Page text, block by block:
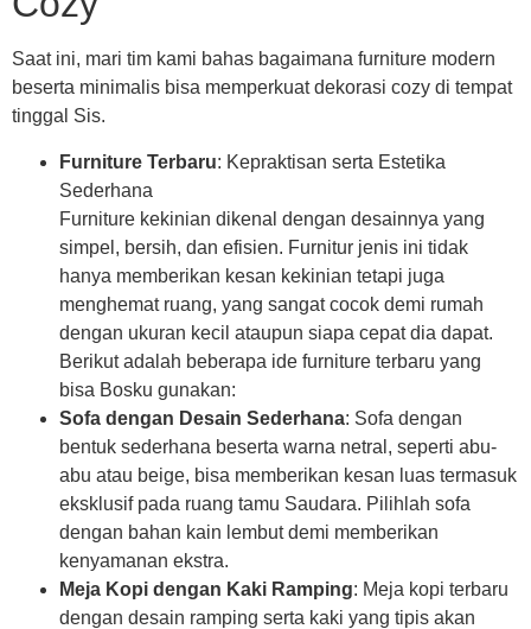
Saat ini, mari tim kami bahas bagaimana furniture modern
beserta minimalis bisa memperkuat dekorasi cozy di tempat
tinggal Sis.
Furniture Terbaru: Kepraktisan serta Estetika
Sederhana
Furniture kekinian dikenal dengan desainnya yang
simpel, bersih, dan efisien. Furnitur jenis ini tidak
hanya memberikan kesan kekinian tetapi juga
menghemat ruang, yang sangat cocok demi rumah
dengan ukuran kecil ataupun siapa cepat dia dapat.
Berikut adalah beberapa ide furniture terbaru yang
bisa Bosku gunakan:
Sofa dengan Desain Sederhana: Sofa dengan
bentuk sederhana beserta warna netral, seperti abu-
abu atau beige, bisa memberikan kesan luas termasuk
eksklusif pada ruang tamu Saudara. Pilihlah sofa
dengan bahan kain lembut demi memberikan
kenyamanan ekstra.
Meja Kopi dengan Kaki Ramping: Meja kopi terbaru
dengan desain ramping serta kaki yang tipis akan